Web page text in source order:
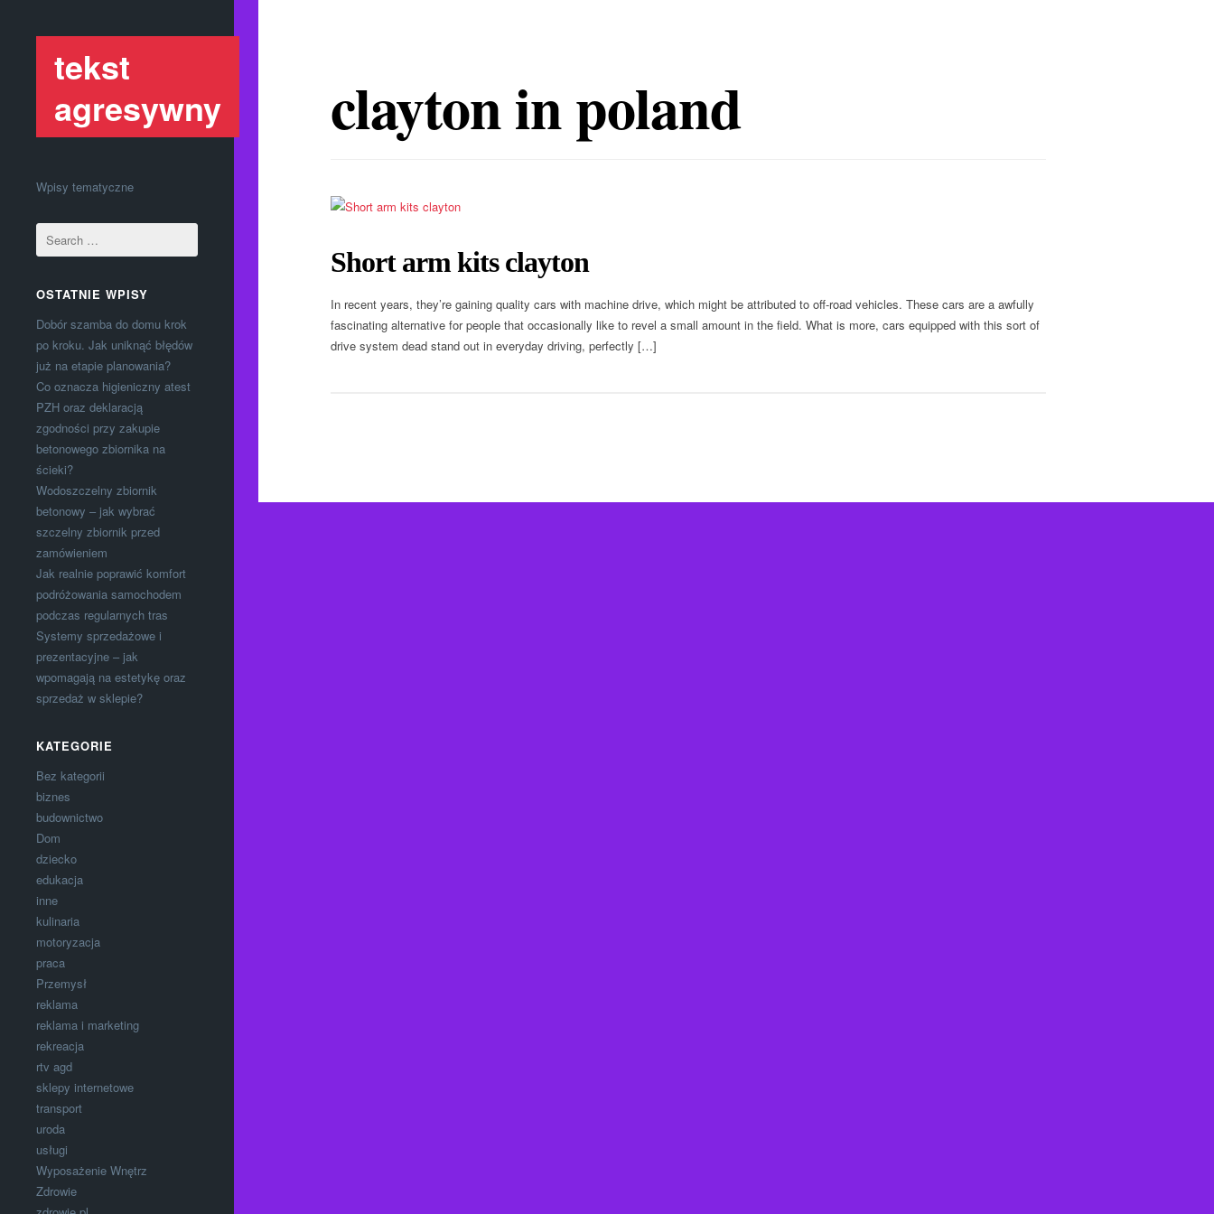
tekst
agresywny
Wpisy tematyczne
OSTATNIE WPISY
Dobór szamba do domu krok
po kroku. Jak uniknąć błędów
już na etapie planowania?
Co oznacza higieniczny atest
PZH oraz deklaracją
zgodności przy zakupie
betonowego zbiornika na
ścieki?
Wodoszczelny zbiornik
betonowy – jak wybrać
szczelny zbiornik przed
zamówieniem
Jak realnie poprawić komfort
podróżowania samochodem
podczas regularnych tras
Systemy sprzedażowe i
prezentacyjne – jak
wpomagają na estetykę oraz
sprzedaż w sklepie?
KATEGORIE
Bez kategorii
biznes
budownictwo
Dom
dziecko
edukacja
inne
kulinaria
motoryzacja
praca
Przemysł
reklama
reklama i marketing
rekreacja
rtv agd
sklepy internetowe
transport
uroda
usługi
Wyposażenie Wnętrz
Zdrowie
clayton in poland
Short arm kits clayton
In recent years, they’re gaining quality cars with machine drive, which might be attributed to off-road vehicles. These cars are a awfully
fascinating alternative for people that occasionally like to revel a small amount in the field. What is more, cars equipped with this sort of
drive system dead stand out in everyday driving, perfectly […]